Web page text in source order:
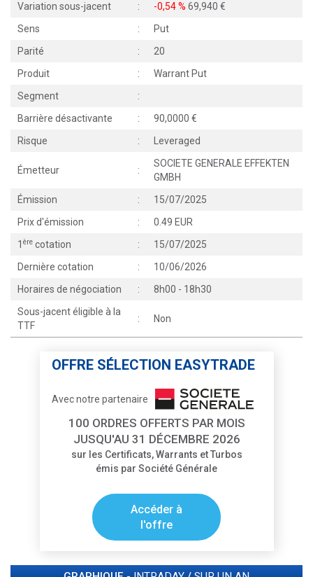
Variation sous-jacent
: -0,54 % 69,940
Sens
:
Put
Parité
:
20
Produit
:
Warrant Put
Segment
:
Barrière désactivante
:
90,0000
Risque
: Leveraged
Émetteur :
SOCIETE GENERALE EFFEKTEN
GMBH
Émission
:
15/07/2025
Prix d'émission
:
0.49 EUR
1 ère cotation :
15/07/2025
Dernière cotation
:
10/06/2026
Horaires de négociation
:
8h00 - 18h30
Sous-jacent éligible à la
TTF
: Non
OFFRE SÉLECTION EASYTRADE
Avec notre partenaire
100 ORDRES OFFERTS PAR MOIS
JUSQU'AU 31 DÉCEMBRE 2026
sur les Certificats, Warrants et Turbos
émis par Société Générale
Accéder à
l'offre